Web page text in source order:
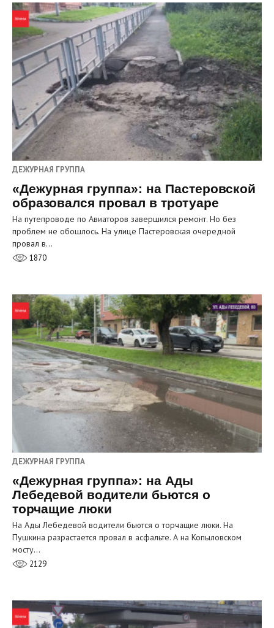
ДЕЖУРНАЯ ГРУППА
«Дежурная группа»: на Пастеровской
образовался провал в тротуаре
На путепроводе по Авиаторов завершился ремонт. Но без
проблем не обошлось. На улице Пастеровская очередной
провал в…
1870
ДЕЖУРНАЯ ГРУППА
«Дежурная группа»: на Ады
Лебедевой водители бьются о
торчащие люки
На Ады Лебедевой водители бьются о торчащие люки. На
Пушкина разрастается провал в асфальте. А на Копыловском
мосту…
2129